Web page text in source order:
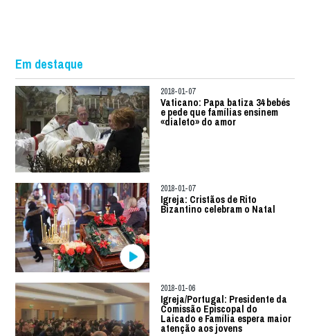
Em destaque
2018-01-07
Vaticano: Papa batiza 34 bebés
e pede que famílias ensinem
«dialeto» do amor
2018-01-07
Igreja: Cristãos de Rito
Bizantino celebram o Natal
2018-01-06
Igreja/Portugal: Presidente da
Comissão Episcopal do
Laicado e Família espera maior
atenção aos jovens